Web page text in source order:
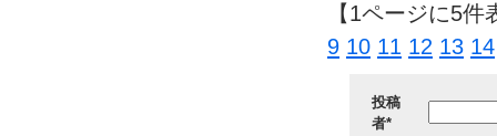
【1ページに5
9 10 11 12 13 14
投稿
者*